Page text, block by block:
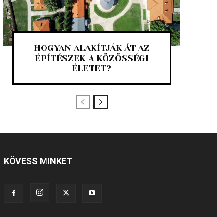
HOGYAN ALAKÍTJÁK ÁT AZ
ÉPÍTÉSZEK A KÖZÖSSÉGI
ÉLETET?
KÖVESS MINKET